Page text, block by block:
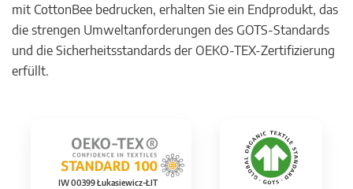
mit CottonBee bedrucken, erhalten Sie ein Endprodukt, das
die strengen Umweltanforderungen des GOTS-Standards
und die Sicherheitsstandards der OEKO-TEX-Zertifizierung
erfüllt.
IW 00399 Łukasiewicz-ŁIT